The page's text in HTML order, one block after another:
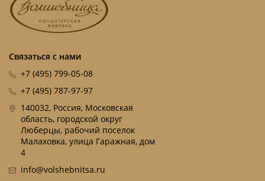
Связаться с нами
+7 (495) 799-05-08
+7 (495) 787-97-97
140032, Россия, Московская
область, городской округ
Люберцы, рабочий поселок
Малаховка, улица Гаражная, дом
4
info@volshebnitsa.ru